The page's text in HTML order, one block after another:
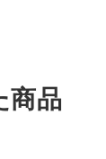
商品